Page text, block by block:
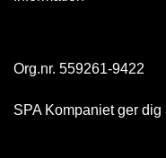
Org.nr. 559261-9422
SPA Kompaniet ger